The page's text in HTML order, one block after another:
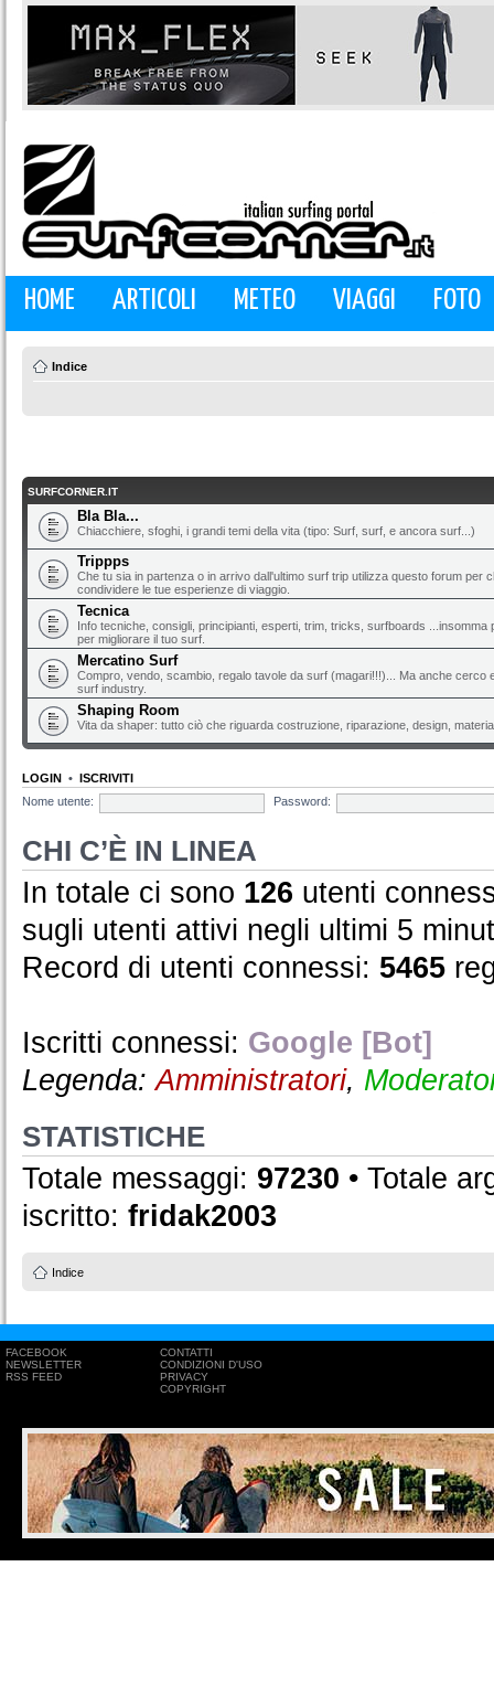
HOME ARTICOLI METEO VIAGGI FOTO
Indice
SURFCORNER.IT
Bla Bla...
Chiacchiere, sfoghi, i grandi temi della vita (tipo: Surf, surf, e ancora surf...)
Trippps
Che tu sia in partenza o in arrivo dall'ultimo surf trip utilizza questo forum per
condividere le tue esperienze di viaggio.
Tecnica
Info tecniche, consigli, principianti, esperti, trim, tricks, surfboards ...insomma
per migliorare il tuo surf.
Mercatino Surf
Compro, vendo, scambio, regalo tavole da surf (magari!!!)... Ma anche cerco
surf industry.
Shaping Room
Vita da shaper: tutto ciò che riguarda costruzione, riparazione, design,
LOGIN • ISCRIVITI
Nome utente:
Password:
CHI C’È IN LINEA
In totale ci sono 126 utenti
sugli utenti attivi negli ultimi 5
Record di utenti connessi: 5465
Iscritti connessi: Google [Bot]
Legenda:Amministratori,
STATISTICHE
Totale messaggi: 97230 • Totale
iscritto: fridak2003
Indice
FACEBOOK
NEWSLETTER
RSS FEED
CONTATTI
CONDIZIONI D'USO
PRIVACY
COPYRIGHT